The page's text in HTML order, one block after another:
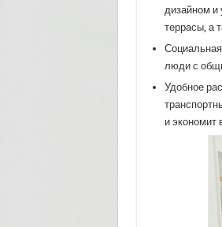
дизайном и
террасы, а
люди с
Удобное
и экономит